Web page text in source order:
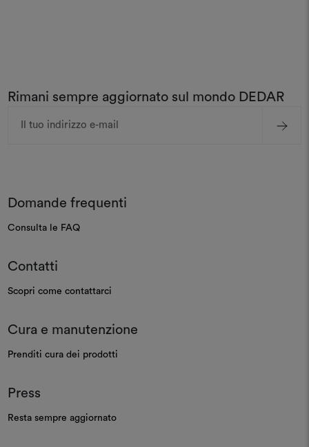
Rimani sempre aggiornato sul mondo DEDAR
Domande frequenti
Consulta le FAQ
Contatti
Scopri come contattarci
Cura e manutenzione
Prenditi cura dei prodotti
Press
Resta sempre aggiornato